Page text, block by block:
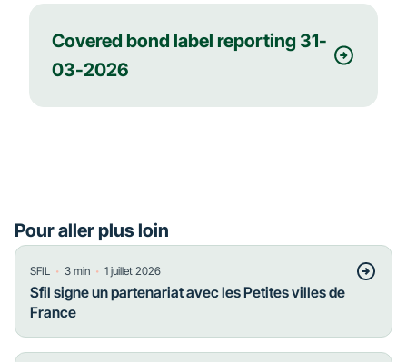
Covered bond label reporting 31-
03-2026
Pour aller plus loin
SFIL ・ 3 min ・ 1 juillet 2026
Sfil signe un partenariat avec les Petites villes de
France